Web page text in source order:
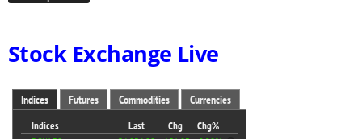
Stock Exchange Live